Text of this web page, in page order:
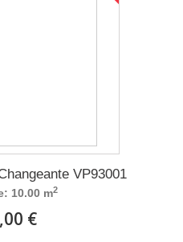
VP93001
10.00 m2
€